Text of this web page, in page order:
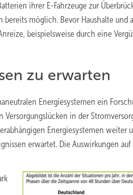
ihrer E-Fahrzeuge zur
möglich. Bevor Haushalte und
beispielsweise durch eine
zu erwarten
Energiesystemen ein
in der
Energiesystemen weiter
erwartet. Die Auswirkungen auf